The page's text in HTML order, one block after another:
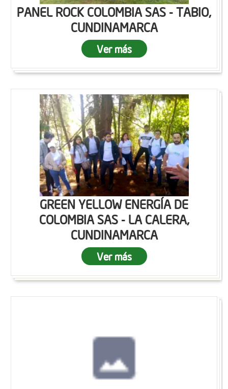
PANEL ROCK COLOMBIA SAS - TABIO,
CUNDINAMARCA
Ver más
GREEN YELLOW ENERGÍA DE
COLOMBIA SAS - LA CALERA,
CUNDINAMARCA
Ver más